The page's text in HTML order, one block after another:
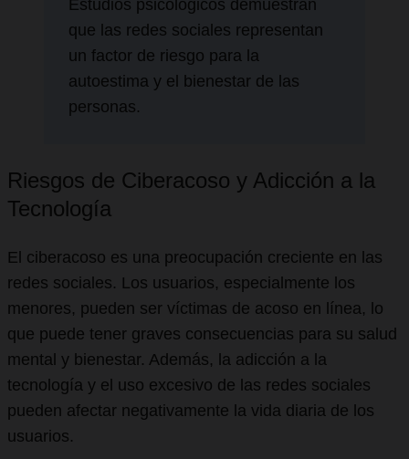
Estudios psicológicos demuestran
que las redes sociales representan
un factor de riesgo para la
autoestima y el bienestar de las
personas.
Riesgos de Ciberacoso y Adicción a la
Tecnología
El ciberacoso es una preocupación creciente en las
redes sociales. Los usuarios, especialmente los
menores, pueden ser víctimas de acoso en línea, lo
que puede tener graves consecuencias para su salud
mental y bienestar. Además, la adicción a la
tecnología y el uso excesivo de las redes sociales
pueden afectar negativamente la vida diaria de los
usuarios.